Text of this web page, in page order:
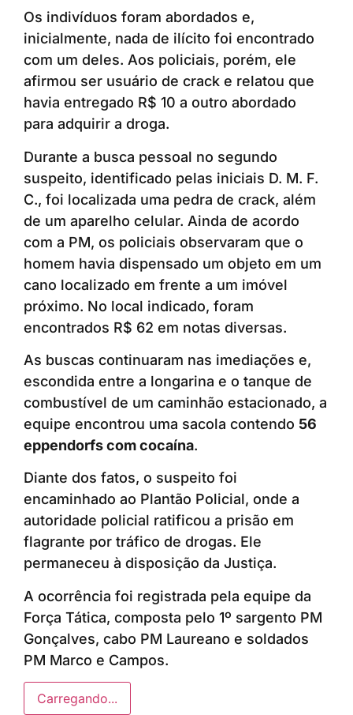
Os indivíduos foram abordados e,
inicialmente, nada de ilícito foi encontrado
com um deles. Aos policiais, porém, ele
afirmou ser usuário de crack e relatou que
havia entregado R$ 10 a outro abordado
para adquirir a droga.
Durante a busca pessoal no segundo
suspeito, identificado pelas iniciais D. M. F.
C., foi localizada uma pedra de crack, além
de um aparelho celular. Ainda de acordo
com a PM, os policiais observaram que o
homem havia dispensado um objeto em um
cano localizado em frente a um imóvel
próximo. No local indicado, foram
encontrados R$ 62 em notas diversas.
As buscas continuaram nas imediações e,
escondida entre a longarina e o tanque de
combustível de um caminhão estacionado, a
equipe encontrou uma sacola contendo 56
eppendorfs com cocaína.
Diante dos fatos, o suspeito foi
encaminhado ao Plantão Policial, onde a
autoridade policial ratificou a prisão em
flagrante por tráfico de drogas. Ele
permaneceu à disposição da Justiça.
A ocorrência foi registrada pela equipe da
Força Tática, composta pelo 1º sargento PM
Gonçalves, cabo PM Laureano e soldados
PM Marco e Campos.
Carregando...